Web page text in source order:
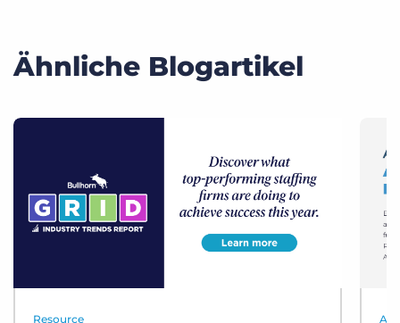
Ähnliche Blogartikel
Resource